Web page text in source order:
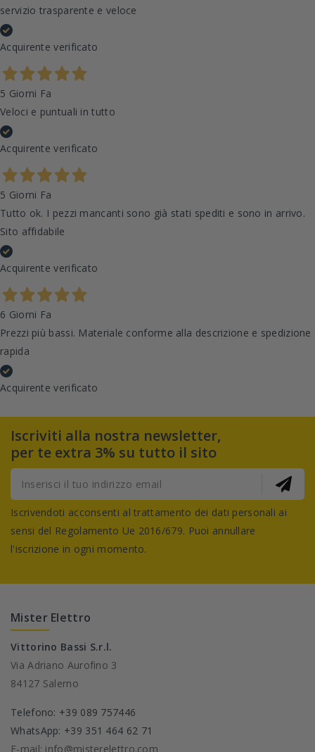
servizio trasparente e veloce
Acquirente verificato
5 Giorni Fa
Veloci e puntuali in tutto
Acquirente verificato
5 Giorni Fa
Tutto ok. I pezzi mancanti sono già stati spediti e sono in arrivo.
Sito affidabile
Acquirente verificato
6 Giorni Fa
Prezzi più bassi. Materiale conforme alla descrizione e spedizione
rapida
Acquirente verificato
Iscriviti alla nostra newsletter,
per te extra 3% su tutto il sito
Iscrivendoti acconsenti al trattamento dei dati personali ai
sensi del Regolamento Ue 2016/679. Puoi annullare
l'iscrizione in ogni momento.
Mister Elettro
Vittorino Bassi S.r.l.
Via Adriano Aurofino 3
84127 Salerno
Telefono: +39 089 757446
WhatsApp: +39 351 464 62 71
E-mail: info@misterelettro.com